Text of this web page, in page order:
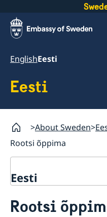
EnglishEesti
Eesti
About Sweden
Rootsi õppima
Eesti
Rootsi viisa
Rootsi